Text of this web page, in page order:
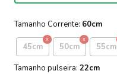
Tamanho Corrente: 60cm
45cm 50cm 55cm
Tamanho pulseira: 22cm